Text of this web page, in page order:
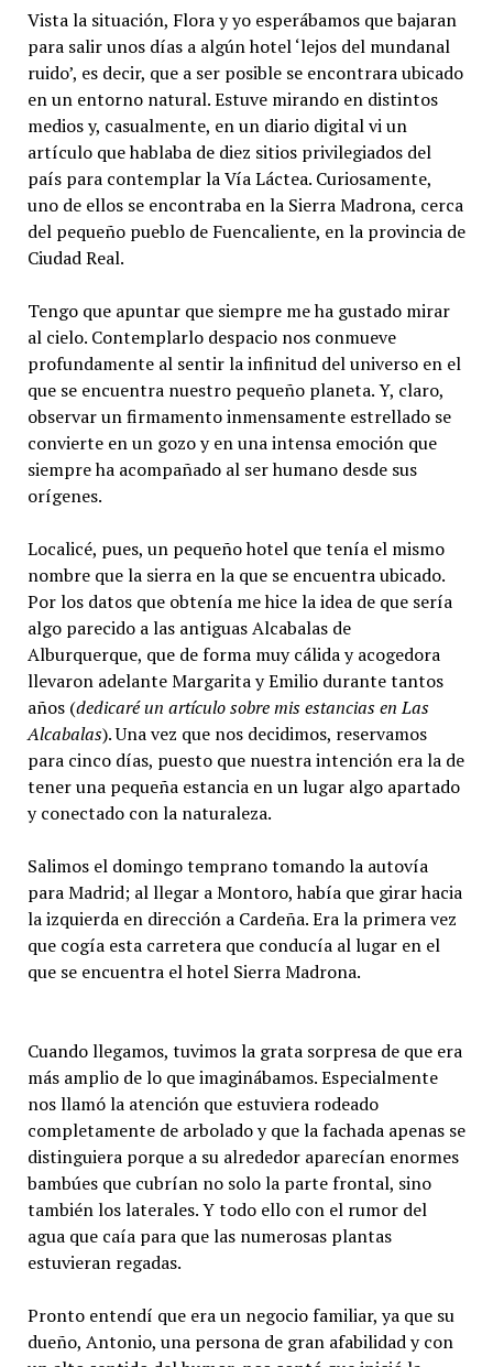
Vista la situación, Flora y yo esperábamos que bajaran
para salir unos días a algún hotel ‘lejos del mundanal
ruido’, es decir, que a ser posible se encontrara ubicado
en un entorno natural. Estuve mirando en distintos
medios y, casualmente, en un diario digital vi un
artículo que hablaba de diez sitios privilegiados del
país para contemplar la Vía Láctea. Curiosamente,
uno de ellos se encontraba en la Sierra Madrona, cerca
del pequeño pueblo de Fuencaliente, en la provincia de
Ciudad Real.
Tengo que apuntar que siempre me ha gustado mirar
al cielo. Contemplarlo despacio nos conmueve
profundamente al sentir la infinitud del universo en el
que se encuentra nuestro pequeño planeta. Y, claro,
observar un firmamento inmensamente estrellado se
convierte en un gozo y en una intensa emoción que
siempre ha acompañado al ser humano desde sus
orígenes.
Localicé, pues, un pequeño hotel que tenía el mismo
nombre que la sierra en la que se encuentra ubicado.
Por los datos que obtenía me hice la idea de que sería
algo parecido a las antiguas Alcabalas de
Alburquerque, que de forma muy cálida y acogedora
llevaron adelante Margarita y Emilio durante tantos
años (dedicaré un artículo sobre mis estancias en Las
Alcabalas). Una vez que nos decidimos, reservamos
para cinco días, puesto que nuestra intención era la de
tener una pequeña estancia en un lugar algo apartado
y conectado con la naturaleza.
Salimos el domingo temprano tomando la autovía
para Madrid; al llegar a Montoro, había que girar hacia
la izquierda en dirección a Cardeña. Era la primera vez
que cogía esta carretera que conducía al lugar en el
que se encuentra el hotel Sierra Madrona.
Cuando llegamos, tuvimos la grata sorpresa de que era
más amplio de lo que imaginábamos. Especialmente
nos llamó la atención que estuviera rodeado
completamente de arbolado y que la fachada apenas se
distinguiera porque a su alrededor aparecían enormes
bambúes que cubrían no solo la parte frontal, sino
también los laterales. Y todo ello con el rumor del
agua que caía para que las numerosas plantas
estuvieran regadas.
Pronto entendí que era un negocio familiar, ya que su
dueño, Antonio, una persona de gran afabilidad y con